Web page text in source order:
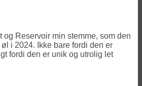
og Reservoir min stemme, som den
i 2024. Ikke bare fordi den er
fordi den er unik og utrolig let